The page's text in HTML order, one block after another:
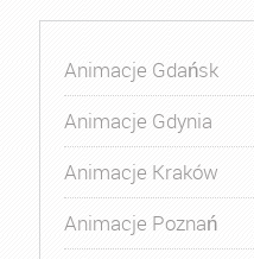
Animacje Gdańsk
Animacje Gdynia
Animacje Kraków
Animacje Poznań